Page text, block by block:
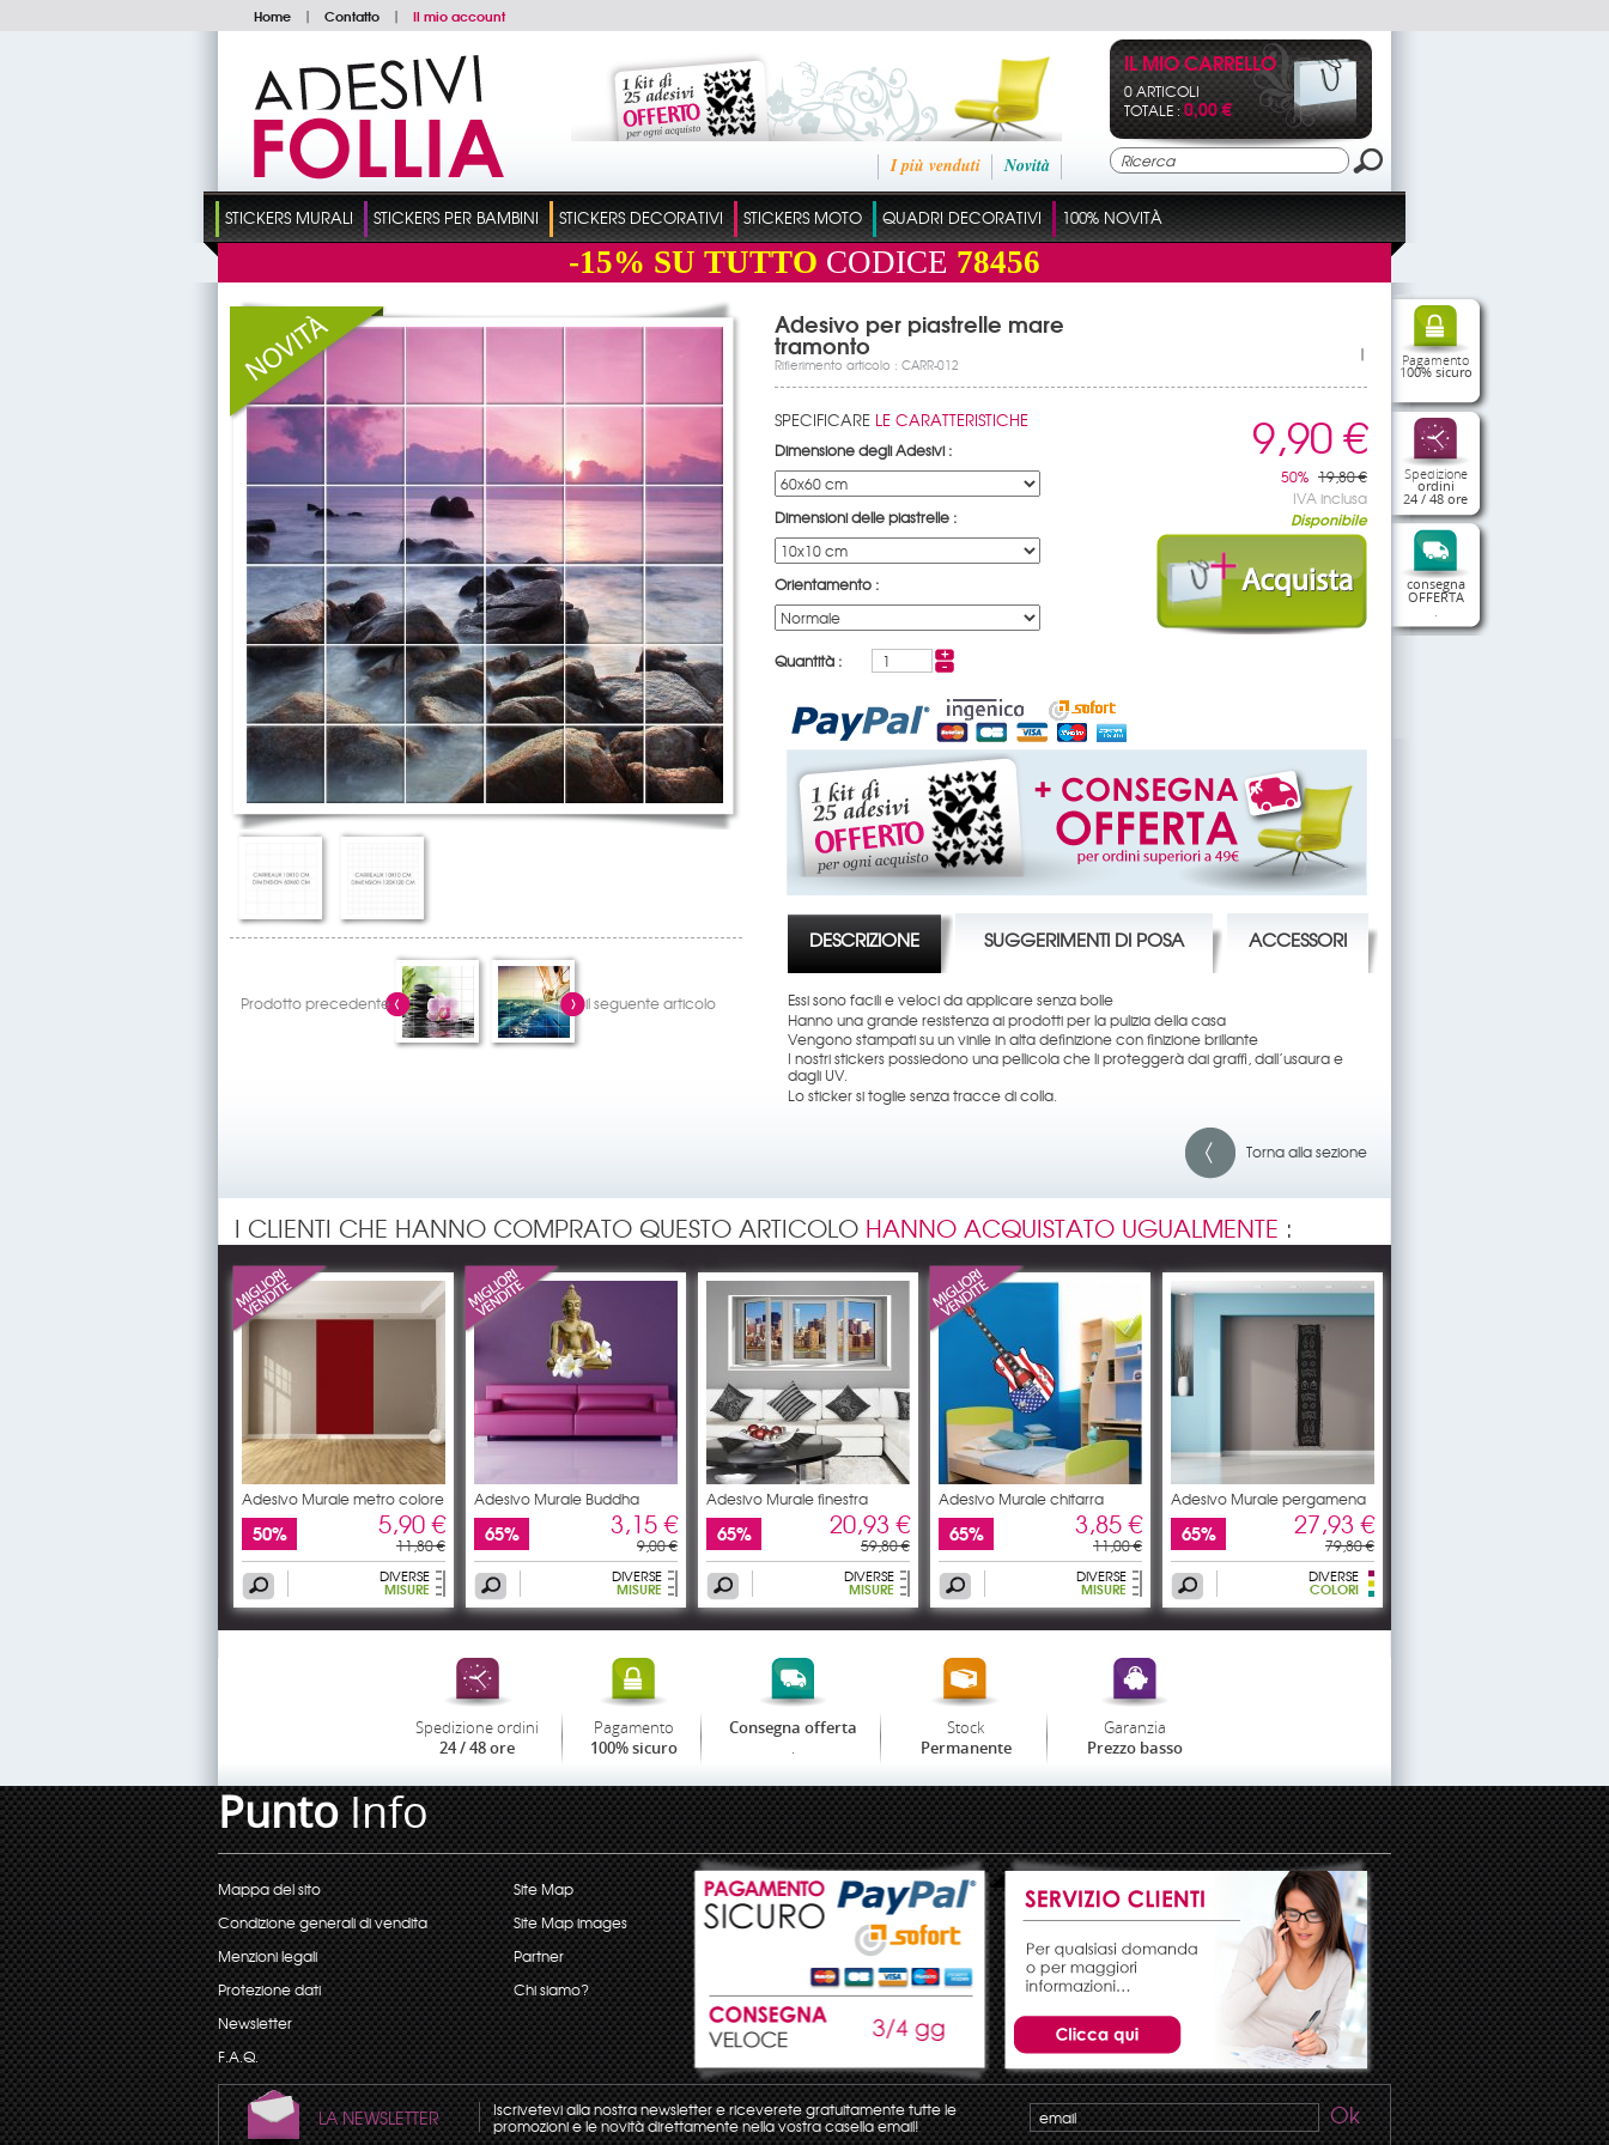
Home | Contatto | Il mio account
Novità
I più venduti
IL MIO CARRELLO
0 ARTICOLI
TOTALE :0,00 €
STICKERS MURALI STICKERS PER BAMBINI STICKERS DECORATIVI STICKERS MOTO QUADRI DECORATIVI 100% NOVITÀ
-15% SU TUTTO CODICE 78456
Pagamento
100% sicuro
Spedizione
ordini
24 / 48 ore
consegna
OFFERTA
Prodotto precedente il seguente articolo
Adesivo per piastrelle mare
tramonto
Rifierimento articolo : CARR-012
|
SPECIFICARE LE CARATTERISTICHE
Dimensione degli Adesivi :
Dimensioni delle piastrelle :
Orientamento :
Quantità :
9,90 €
50% 19,80 €
IVA inclusa
Disponibile
DESCRIZIONE SUGGERIMENTI DI POSA ACCESSORI
Essi sono facili e veloci da applicare senza bolle
Hanno una grande resistenza ai prodotti per la pulizia della casa
Vengono stampati su un vinile in alta definizione con finizione brillante
I nostri stickers possiedono una pellicola che li proteggerà dai graffi, dall’usaura e
dagli UV.
Lo sticker si toglie senza tracce di colla.
Torna alla sezione
I CLIENTI CHE HANNO COMPRATO QUESTO ARTICOLO HANNO ACQUISTATO UGUALMENTE :
Adesivo Murale metro colore
50% 5,90 €
11,80 €
DIVERSE
MISURE
Adesivo Murale Buddha
65% 3,15 €
9,00 €
DIVERSE
MISURE
Adesivo Murale finestra
65% 20,93 €
59,80 €
DIVERSE
MISURE
Adesivo Murale chitarra
65% 3,85 €
11,00 €
DIVERSE
MISURE
Adesivo Murale pergamena
65% 27,93 €
79,80 €
DIVERSE
COLORI
Spedizione ordini
24 / 48 ore
Pagamento
100% sicuro
Consegna offerta
.
Stock
Permanente
Garanzia
Prezzo basso
PuntoInfo
Mappa del sito
Condizione generali di vendita
Menzioni legali
Protezione dati
Newsletter
F.A.Q.
Site Map
Site Map images
Partner
Chi siamo?
LA NEWSLETTER Iscrivetevi alla nostra newsletter e riceverete gratuitamente tutte le
promozioni e le novità direttamente nella vostra casella email! Ok